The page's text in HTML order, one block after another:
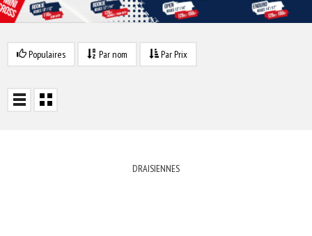
Populaires Par nom Par Prix
DRAISIENNES